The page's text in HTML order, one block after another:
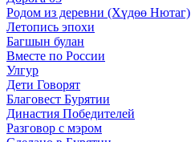
Родом из деревни (Хүдөө Нютаг)
Летопись эпохи
Багшын булан
Вместе по России
Улгур
Дети Говорят
Благовест Бурятии
Династия Победителей
Разговор с мэром